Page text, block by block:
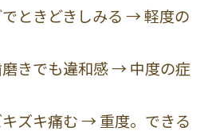
ときどきしみる → 軽度の
きでも違和感 → 中度の症
ズキ痛む → 重度。できる